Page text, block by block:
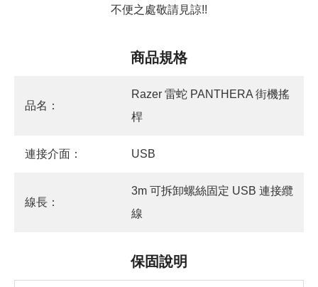
不便之處敬請見諒!!
商品規格
品名：
Razer 雷蛇 PANTHERA 街機搖
桿
連接介面： USB
線長：
3m 可拆卸螺絲固定 USB 連接纜
線
保固說明